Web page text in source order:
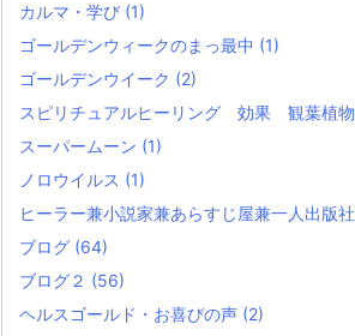
カルマ・学び (1)
ゴールデンウィークのまっ最中 (1)
ゴールデンウイーク (2)
スピリチュアルヒーリング 効果 観葉植物
スーパームーン (1)
ノロウイルス (1)
ヒーラー兼小説家兼あらすじ屋兼一人出版社
ブログ (64)
ブログ２ (56)
ヘルスゴールド・お喜びの声 (2)